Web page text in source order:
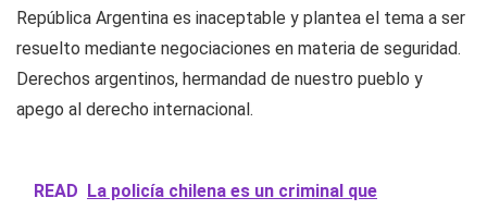
República Argentina es inaceptable y plantea el tema a ser
resuelto mediante negociaciones en materia de seguridad.
Derechos argentinos, hermandad de nuestro pueblo y
apego al derecho internacional.
READ La policía chilena es un criminal que